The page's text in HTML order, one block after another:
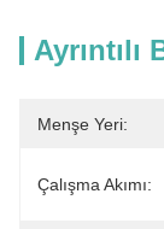
Ayrıntılı
Menşe Yeri:
Çalışma Akımı: